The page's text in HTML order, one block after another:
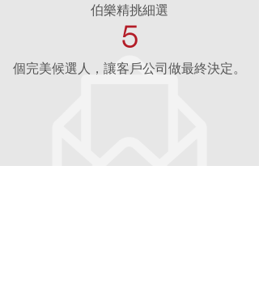
伯樂精挑細選
5
個完美候選人，讓客戶公司做最終決定。